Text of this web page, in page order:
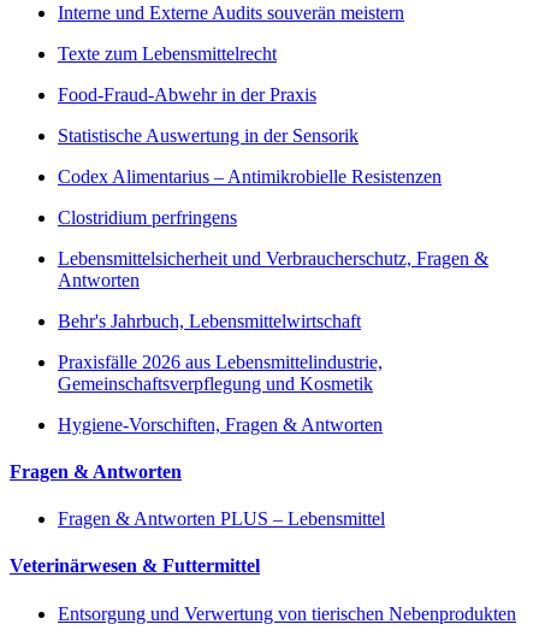
Interne und Externe Audits souverän meistern
Texte zum Lebensmittelrecht
Food-Fraud-Abwehr in der Praxis
Statistische Auswertung in der Sensorik
Codex Alimentarius – Antimikrobielle Resistenzen
Clostridium perfringens
Lebensmittelsicherheit und Verbraucherschutz, Fragen &
Antworten
Behr's Jahrbuch, Lebensmittelwirtschaft
Praxisfälle 2026 aus Lebensmittelindustrie,
Gemeinschaftsverpflegung und Kosmetik
Hygiene-Vorschiften, Fragen & Antworten
Fragen & Antworten
Fragen & Antworten PLUS – Lebensmittel
Veterinärwesen & Futtermittel
Entsorgung und Verwertung von tierischen Nebenprodukten